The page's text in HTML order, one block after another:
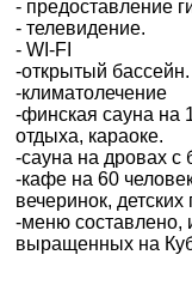
- предоставление
- телевидение.
- WI-FI
-открытый бассейн.
-климатолечение
-финская сауна на
отдыха, караоке.
-сауна на дровах с
-кафе на 60
вечеринок, детских
-меню составлено,
выращенных на